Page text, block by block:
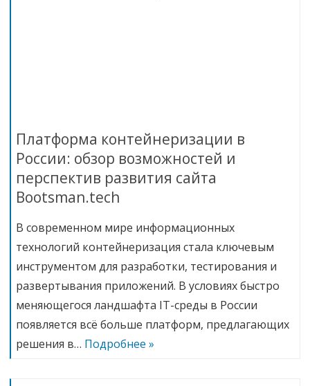
Платформа контейнеризации в
России: обзор возможностей и
перспектив развития сайта
Bootsman.tech
В современном мире информационных
технологий контейнеризация стала ключевым
инструментом для разработки, тестирования и
развертывания приложений. В условиях быстро
меняющегося ландшафта IT-среды в России
появляется всё больше платформ, предлагающих
решения в… Подробнее »